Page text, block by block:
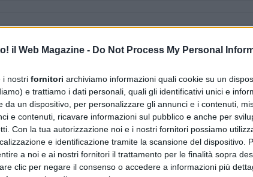
il Web Magazine - Do Not Process My Personal
i nostri fornitori archiviamo informazioni quali cookie su un
e trattiamo i dati personali, quali gli identificativi unici e
da un dispositivo, per personalizzare gli annunci e i contenuti,
e contenuti, ricavare informazioni sul pubblico e anche per
Con la tua autorizzazione noi e i nostri fornitori possiamo
e identificazione tramite la scansione del dispositivo.
a noi e ai nostri fornitori il trattamento per le finalità sopra
clic per negare il consenso o accedere a informazioni più